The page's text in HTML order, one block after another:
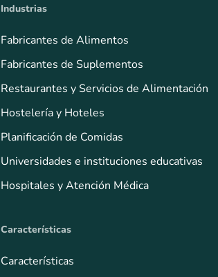
Industrias
Fabricantes de Alimentos
Fabricantes de Suplementos
Restaurantes y Servicios de Alimentación
Hostelería y Hoteles
Planificación de Comidas
Universidades e instituciones educativas
Hospitales y Atención Médica
Características
Características